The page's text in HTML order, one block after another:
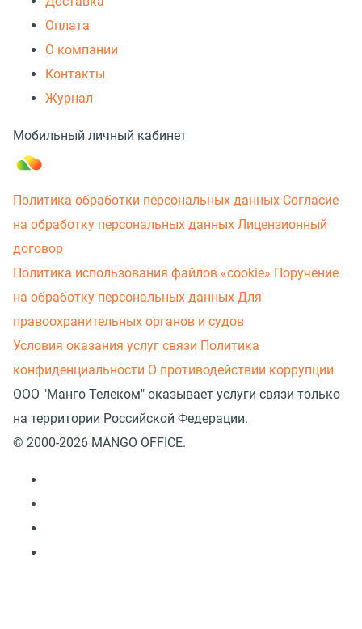
Оплата
О компании
Контакты
Журнал
Мобильный личный кабинет
Политика обработки персональных данных Согласие
на обработку персональных данных Лицензионный
договор
Политика использования файлов «cookie» Поручение
на обработку персональных данных Для
правоохранительных органов и судов
Условия оказания услуг связи Политика
конфиденциальности О противодействии коррупции
ООО "Манго Телеком" оказывает услуги связи только
на территории Российской Федерации.
© 2000-2026 MANGO OFFICE.